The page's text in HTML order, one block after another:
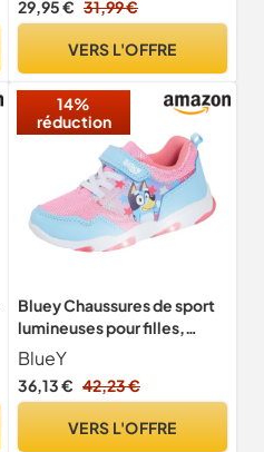
29,95 € 31,99 €
VERS L'OFFRE
14%
réduction
Bluey Chaussures de sport
lumineuses pour filles,
chiots, faciles à attacher,
chaussures de sport avec
lumières LED clignotantes,
BlueY
36,13 € 42,23 €
VERS L'OFFRE